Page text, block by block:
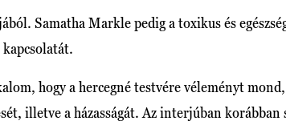
Samatha Markle pedig a toxikus és
kapcsolatát.
hogy a hercegné testvére véleményt
illetve a házasságát. Az interjúban